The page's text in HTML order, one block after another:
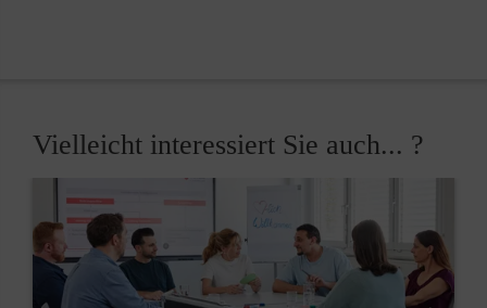
Vielleicht interessiert Sie auch... ?